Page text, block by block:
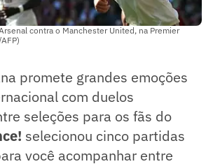
contra o Manchester United, na Premier
promete grandes emoções
com duelos
seleções para os fãs do
selecionou cinco partidas
você acompanhar entre